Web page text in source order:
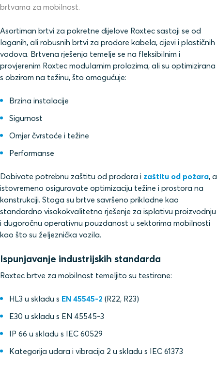
brtvama za mobilnost.
Asortiman brtvi za pokretne dijelove Roxtec sastoji se od
laganih, ali robusnih brtvi za prodore kabela, cijevi i plastičnih
vodova. Brtvena rješenja temelje se na fleksibilnim i
provjerenim Roxtec modularnim prolazima, ali su optimizirana
s obzirom na težinu, što omogućuje:
Brzina instalacije
Sigurnost
Omjer čvrstoće i težine
Performanse
Dobivate potrebnu zaštitu od prodora i zaštitu od požara, a
istovremeno osiguravate optimizaciju težine i prostora na
konstrukciji. Stoga su brtve savršeno prikladne kao
standardno visokokvalitetno rješenje za isplativu proizvodnju
i dugoročnu operativnu pouzdanost u sektorima mobilnosti
kao što su željeznička vozila.
Ispunjavanje industrijskih standarda
Roxtec brtve za mobilnost temeljito su testirane:
HL3 u skladu s EN 45545-2 (R22, R23)
E30 u skladu s EN 45545-3
IP 66 u skladu s IEC 60529
Kategorija udara i vibracija 2 u skladu s IEC 61373